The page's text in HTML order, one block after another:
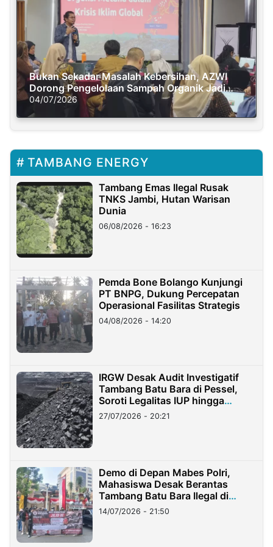
Bukan Sekadar Masalah Kebersihan, AZWI
Dorong Pengelolaan Sampah Organik Jadi
Solusi Krisis Iklim
04/07/2026
TAMBANG ENERGY
Tambang Emas Ilegal Rusak
TNKS Jambi, Hutan Warisan
Dunia
06/08/2026 - 16:23
Pemda Bone Bolango Kunjungi
PT BNPG, Dukung Percepatan
Operasional Fasilitas Strategis
04/08/2026 - 14:20
IRGW Desak Audit Investigatif
Tambang Batu Bara di Pessel,
Soroti Legalitas IUP hingga
Stockpile
27/07/2026 - 20:21
Demo di Depan Mabes Polri,
Mahasiswa Desak Berantas
Tambang Batu Bara Ilegal di
Lampung
14/07/2026 - 21:50